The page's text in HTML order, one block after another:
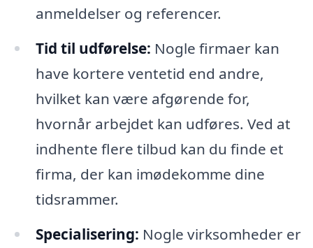
anmeldelser og referencer.
Tid til udførelse: Nogle firmaer kan
have kortere ventetid end andre,
hvilket kan være afgørende for,
hvornår arbejdet kan udføres. Ved at
indhente flere tilbud kan du finde et
firma, der kan imødekomme dine
tidsrammer.
Specialisering: Nogle virksomheder er